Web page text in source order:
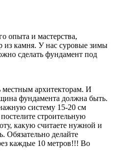
опыта и мастерства,
из камня. У нас суровые зимы
сделать фундамент под
местным архитекторам. И
фундамента должна быть.
систему 15-20 см
строительную
какую считаете нужной и
Обязательно делайте
каждые 10 метров!!! Во